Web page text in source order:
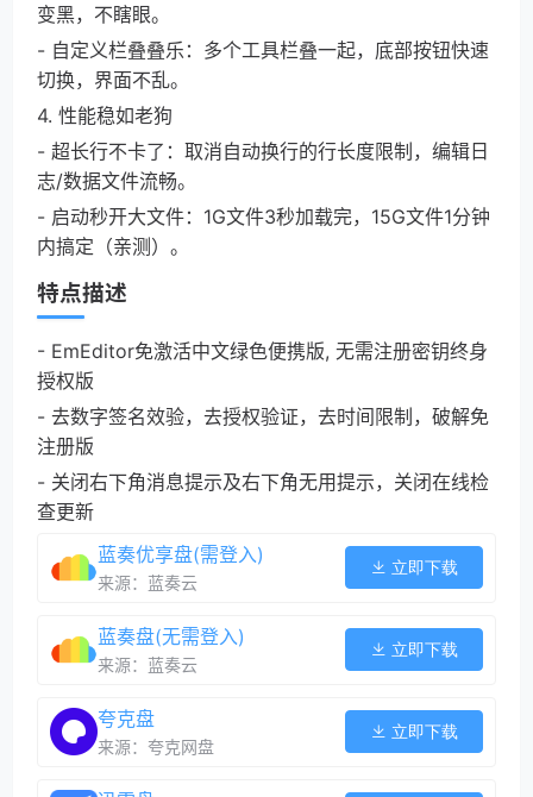
变黑，不瞎眼。
- 自定义栏叠叠乐：多个工具栏叠一起，底部按钮快速
切换，界面不乱。
4. 性能稳如老狗
- 超长行不卡了：取消自动换行的行长度限制，编辑日
志/数据文件流畅。
- 启动秒开大文件：1G文件3秒加载完，15G文件1分钟
内搞定（亲测）。
特点描述
- EmEditor免激活中文绿色便携版, 无需注册密钥终身
授权版
- 去数字签名效验，去授权验证，去时间限制，破解免
注册版
- 关闭右下角消息提示及右下角无用提示，关闭在线检
查更新
蓝奏优享盘(需登入)
来源：蓝奏云
立即下载
蓝奏盘(无需登入)
来源：蓝奏云
立即下载
夸克盘
来源：夸克网盘
立即下载